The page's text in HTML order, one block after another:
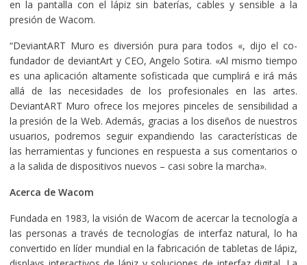
en la pantalla con el lápiz sin baterías, cables y sensible a la
presión de Wacom.
“DeviantART Muro es diversión pura para todos «, dijo el co-
fundador de deviantArt y CEO, Angelo Sotira. «Al mismo tiempo
es una aplicación altamente sofisticada que cumplirá e irá más
allá de las necesidades de los profesionales en las artes.
DeviantART Muro ofrece los mejores pinceles de sensibilidad a
la presión de la Web. Además, gracias a los diseños de nuestros
usuarios, podremos seguir expandiendo las características de
las herramientas y funciones en respuesta a sus comentarios o
a la salida de dispositivos nuevos – casi sobre la marcha».
Acerca de Wacom
Fundada en 1983, la visión de Wacom de acercar la tecnología a
las personas a través de tecnologías de interfaz natural, lo ha
convertido en líder mundial en la fabricación de tabletas de lápiz,